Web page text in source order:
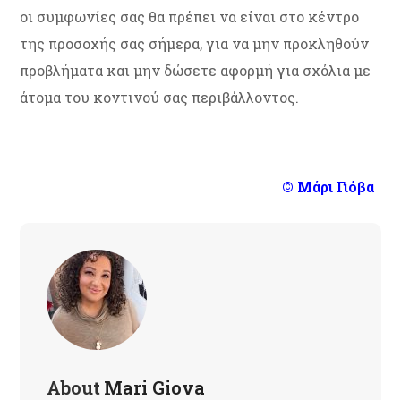
οι συμφωνίες σας θα πρέπει να είναι στο κέντρο
της προσοχής σας σήμερα, για να μην προκληθούν
προβλήματα και μην δώσετε αφορμή για σχόλια με
άτομα του κοντινού σας περιβάλλοντος.
© Μάρι Γιόβα
AboutMari Giova